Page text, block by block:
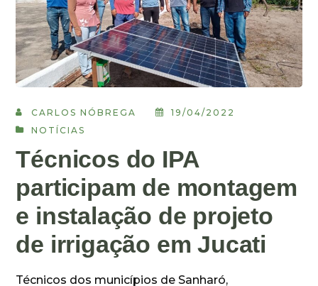
CARLOS NÓBREGA
19/04/2022
NOTÍCIAS
Técnicos do IPA
participam de montagem
e instalação de projeto
de irrigação em Jucati
Técnicos dos municípios de Sanharó,